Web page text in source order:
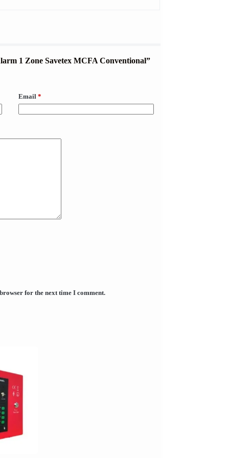
1 Zone Savetex MCFA Conventional”
Email *
for the next time I comment.